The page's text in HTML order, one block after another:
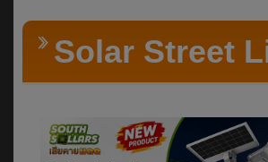
Solar Street